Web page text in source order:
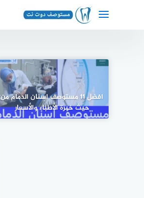
افضل 11 مستوصف اسنان الدمام من
حيث خبرة الأطباء والأسعار